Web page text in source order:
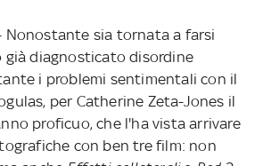
Nonostante sia tornata a farsi
già diagnosticato disordine
i problemi sentimentali con il
per Catherine Zeta-Jones il
proficuo, che l'ha vista arrivare
con ben tre film: non